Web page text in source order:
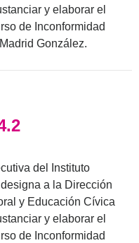
y elaborar el
de Inconformidad
González.
del Instituto
a la Dirección
y Educación Cívica
y elaborar el
de Inconformidad